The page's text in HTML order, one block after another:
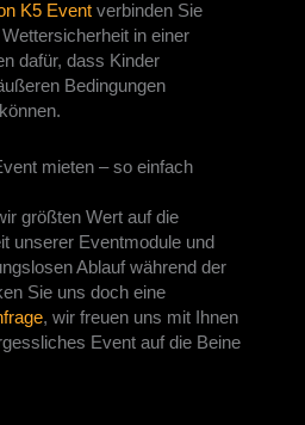
K5 Eventverbinden Sie
in einer
dafür, dass Kinder
Bedingungen
mieten – so einfach
größten Wert auf die
unserer Eventmodule und
Ablauf während der
Sie uns doch eine
, wir freuen uns mit Ihnen
Event auf die Beine